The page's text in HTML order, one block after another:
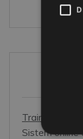
Salariat
Training
Sistem online